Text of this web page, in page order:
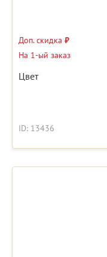
Доп. скидка ₽
На 1-ый заказ
Цвет
ID: 13436